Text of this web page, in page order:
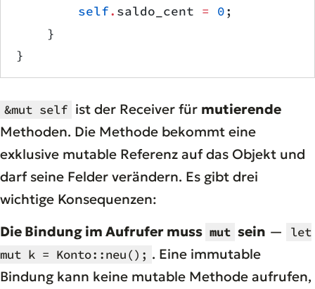
        self
. saldo_cent = 0;
    }
}
&mut self ist der Receiver für mutierende
Methoden. Die Methode bekommt eine
exklusive mutable Referenz auf das Objekt und
darf seine Felder verändern. Es gibt drei
wichtige Konsequenzen:
Die Bindung im Aufrufer muss mut sein —
let
mut k = Konto::neu(); . Eine immutable
Bindung kann keine mutable Methode aufrufen,